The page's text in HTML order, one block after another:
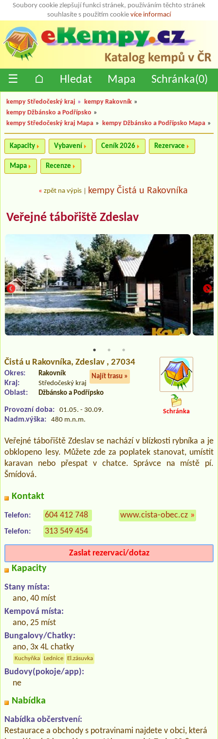
Soubory cookie zlepšují funkci stránek, používáním těchto stránek
souhlasíte s použitím cookie více informací
☰ ⌂ Hledat Mapa Schránka(0)
kempy Středočeský kraj » kempy Rakovník »
kempy Džbánsko a Podřípsko »
kempy Středočeský kraj Mapa » kempy Džbánsko a Podřípsko Mapa »
Kapacity Vybavení Ceník 2026 Rezervace
Mapa Recenze
« zpět na výpis kempy Čistá u Rakovníka
Veřejné tábořiště Zdeslav
Čistá u Rakovníka, Zdeslav , 27034
Najít trasu »
Okres: Rakovník
Kraj: Středočeský kraj
Oblast: Džbánsko a Podřípsko
Provozní doba: 01.05. - 30.09.
Nadm.výška: 480 m.n.m.
Schránka
Veřejné tábořiště Zdeslav se nachází v blízkosti rybníka a je
obklopeno lesy. Můžete zde za poplatek stanovat, umístit
karavan nebo přespat v chatce. Správce na místě pí.
Šmídová.
Kontakt
Telefon: 604 412 748
Telefon: 313 549 454
www.cista-obec.cz »
Zaslat rezervaci/dotaz
Kapacity
Stany místa:
ano, 40 míst
Kempová místa:
ano, 25 míst
Bungalovy/Chatky:
ano, 3x 4L chatky
Kuchyňka Lednice El.zásuvka
Budovy(pokoje/app):
ne
Nabídka
Nabídka občerstvení:
Restaurace a obchody s potravinami najdete v obci, která